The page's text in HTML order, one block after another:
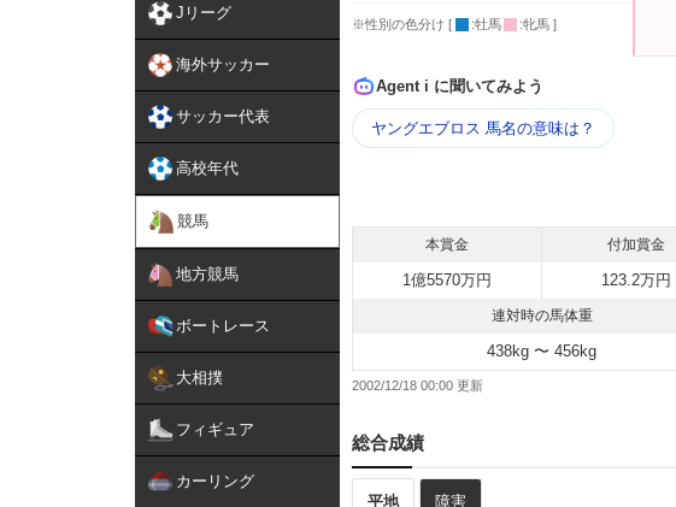
Jリーグ
海外サッカー
サッカー代表
高校年代
競馬
地方競馬
ボートレース
大相撲
フィギュア
カーリング
※性別の色分け [ :牡馬 :牝馬 ]
Agent i に聞いてみよう
ヤングエブロス 馬名の意味は？
本賞金 付加賞金
1億5570万円 123.2万円
連対時の馬体重
438kg 〜 456kg
2002/12/18 00:00
総合成績
平地 障害